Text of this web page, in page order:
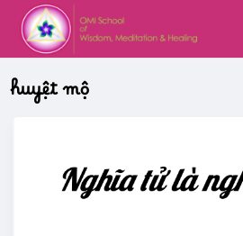
content
huyệt mộ
CHUYÊN
MỤC: